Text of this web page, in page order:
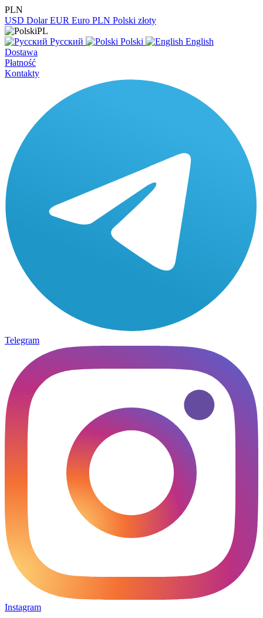
PLN
USD Dolar EUR Euro PLN Polski złoty
PL
Русский
Polski
English
Dostawa
Płatność
Kontakty
Telegram
Instagram